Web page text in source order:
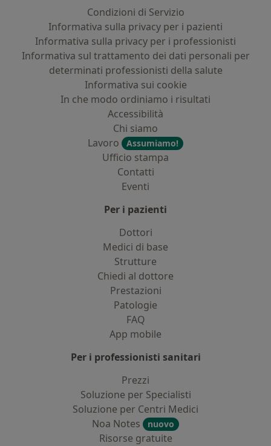
Condizioni di Servizio
Informativa sulla privacy per i pazienti
Informativa sulla privacy per i professionisti
Informativa sul trattamento dei dati personali per
determinati professionisti della salute
Informativa sui cookie
In che modo ordiniamo i risultati
Accessibilità
Chi siamo
Lavoro
Assumiamo!
Ufficio stampa
Contatti
Eventi
Per i pazienti
Dottori
Medici di base
Strutture
Chiedi al dottore
Prestazioni
Patologie
FAQ
App mobile
Per i professionisti sanitari
Prezzi
Soluzione per Specialisti
Soluzione per Centri Medici
Noa Notes
nuovo
Risorse gratuite